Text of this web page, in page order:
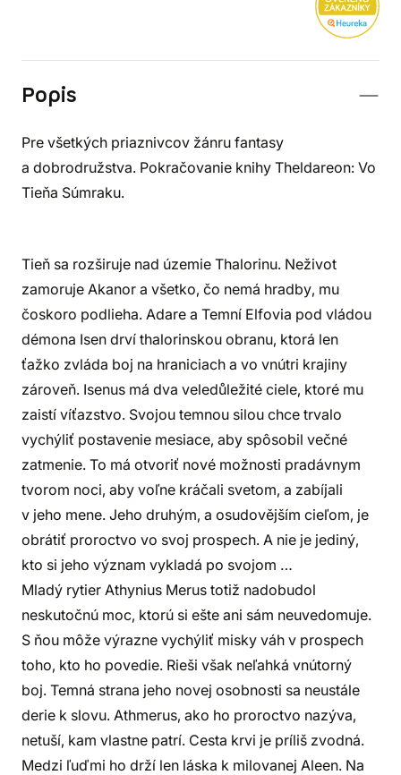
Popis
Pre všetkých priaznivcov žánru fantasy
a dobrodružstva. Pokračovanie knihy Theldareon: Vo
Tieňa Súmraku.
Tieň sa rozširuje nad územie Thalorinu. Neživot
zamoruje Akanor a všetko, čo nemá hradby, mu
čoskoro podlieha. Adare a Temní Elfovia pod vládou
démona Isen drví thalorinskou obranu, ktorá len
ťažko zvláda boj na hraniciach a vo vnútri krajiny
zároveň. Isenus má dva veledůležité ciele, ktoré mu
zaistí víťazstvo. Svojou temnou silou chce trvalo
vychýliť postavenie mesiace, aby spôsobil večné
zatmenie. To má otvoriť nové možnosti pradávnym
tvorom noci, aby voľne kráčali svetom, a zabíjali
v jeho mene. Jeho druhým, a osudovějším cieľom, je
obrátiť proroctvo vo svoj prospech. A nie je jediný,
kto si jeho význam vykladá po svojom …
Mladý rytier Athynius Merus totiž nadobudol
neskutočnú moc, ktorú si ešte ani sám neuvedomuje.
S ňou môže výrazne vychýliť misky váh v prospech
toho, kto ho povedie. Rieši však neľahká vnútorný
boj. Temná strana jeho novej osobnosti sa neustále
derie k slovu. Athmerus, ako ho proroctvo nazýva,
netuší, kam vlastne patrí. Cesta krvi je príliš zvodná.
Medzi ľuďmi ho drží len láska k milovanej Aleen. Na